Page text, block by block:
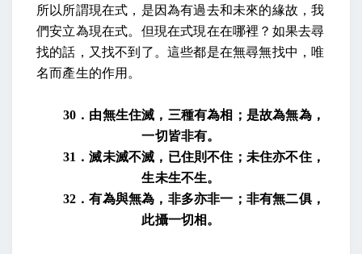
所以所謂現在式，是因為有過去和未來的緣故，我
們安立為現在式。但現在式現在在哪裡？如果去尋
找的話，又找不到了。這些都是在無尋無找中，唯
名而產生的作用。
30 ．由無生住滅，三種有為相；是故為無為，
一切皆非有。
31 ．滅未滅不滅，已住則不住；未住亦不住，
生未生不生。
32 ．有為與無為，非多亦非一；非有無二俱，
此攝一切相。